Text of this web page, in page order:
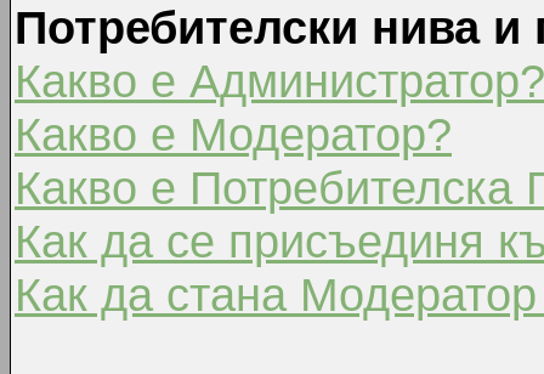
Потребителски нива и
Какво е Администратор?
Какво е Модератор?
Какво е Потребителска
Как да се присъединя
Как да стана